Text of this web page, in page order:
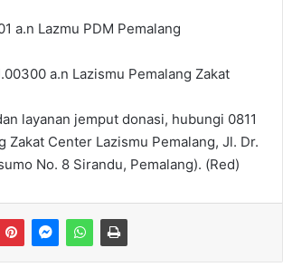
a.n Lazmu PDM Pemalang
a.n Lazismu Pemalang Zakat
layanan jemput donasi, hubungi 0811
Zakat Center Lazismu Pemalang, Jl. Dr.
No. 8 Sirandu, Pemalang). (Red)